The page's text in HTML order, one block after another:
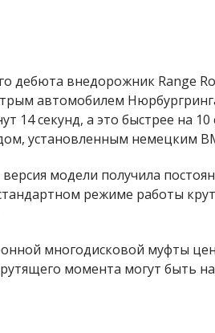
дебюта внедорожник Range
автомобилем
14 секунд, а это быстрее на
установленным немецким
версия модели получила
режиме работы
многодисковой муфты
момента могут быть